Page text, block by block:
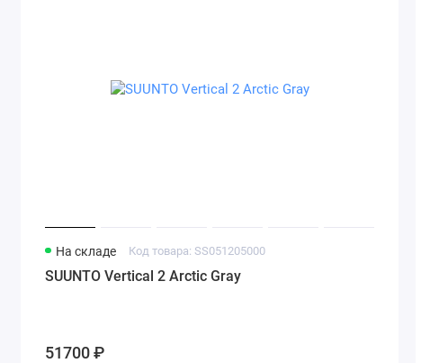
На складе Код товара: SS051205000
SUUNTO Vertical 2 Arctic Gray
51700 ₽